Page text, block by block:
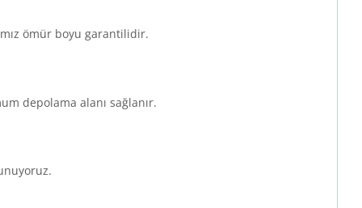
ömür boyu garantilidir.
depolama alanı sağlanır.